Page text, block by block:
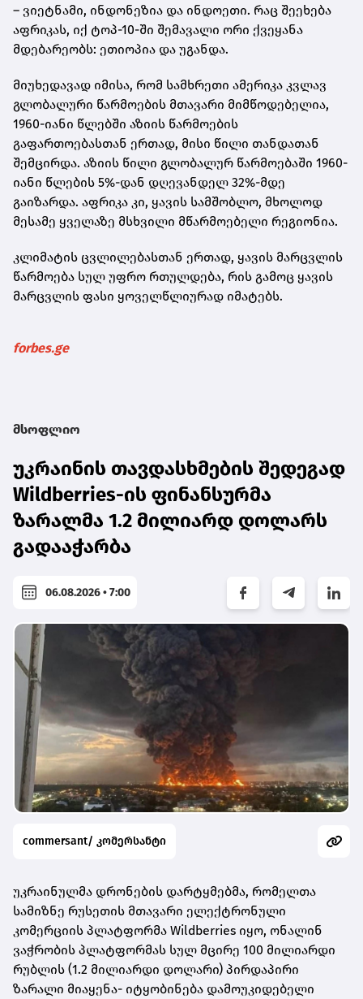
– ვიეტნამი, ინდონეზია და ინდოეთი. რაც შეეხება
აფრიკას, იქ ტოპ-10-ში შემავალი ორი ქვეყანა
მდებარეობს: ეთიოპია და უგანდა.
მიუხედავად იმისა, რომ სამხრეთი ამერიკა კვლავ
გლობალური წარმოების მთავარი მიმწოდებელია,
1960-იანი წლებში აზიის წარმოების
გაფართოებასთან ერთად, მისი წილი თანდათან
შემცირდა. აზიის წილი გლობალურ წარმოებაში 1960-
იანი წლების 5%-დან დღევანდელ 32%-მდე
გაიზარდა. აფრიკა კი, ყავის სამშობლო, მხოლოდ
მესამე ყველაზე მსხვილი მწარმოებელი რეგიონია.
კლიმატის ცვლილებასთან ერთად, ყავის მარცვლის
წარმოება სულ უფრო რთულდება, რის გამოც ყავის
მარცვლის ფასი ყოველწლიურად იმატებს.
forbes.ge
მსოფლიო
უკრაინის თავდასხმების შედეგად
Wildberries-ის ფინანსურმა
ზარალმა 1.2 მილიარდ დოლარს
გადააჭარბა
06.08.2026 • 7:00
commersant/ კომერსანტი
უკრაინულმა დრონების დარტყმებმა, რომელთა
სამიზნე რუსეთის მთავარი ელექტრონული
კომერციის პლატფორმა Wildberries იყო, ონალინ
ვაჭრობის პლატფორმას სულ მცირე 100 მილიარდი
რუბლის (1.2 მილიარდი დოლარი) პირდაპირი
ზარალი მიაყენა- იტყობინება დამოუკიდებელი